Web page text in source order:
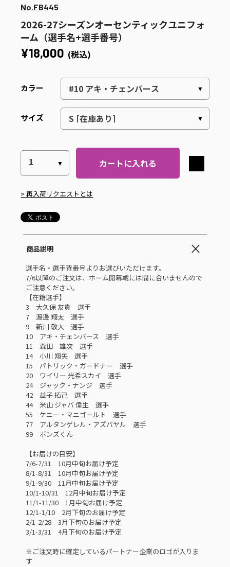
No.FB445
2026-27シーズンオーセンティックユニフォ
ーム（選手名+選手番号）
¥18,000 (税込)
カラー
サイズ
カートに入れる
> 再入荷リクエストとは
商品説明
選手名・選手背番号よりお選びいただけます。
7/6以降のご注文は、ホーム開幕戦には間に合いませんので
ご注意ください。
【在籍選手】
3 大久保 友貴 選手
7 渡邊 翔太 選手
9 新川 敬大 選手
10 アキ・チェンバース 選手
11 森田 雄次 選手
14 小川 翔矢 選手
15 パトリック・ガードナー 選手
20 ワイリー 光希スカイ 選手
24 ジャック・ナンジ 選手
42 益子 拓己 選手
44 米山 ジャバ 偉生 選手
55 ケニー・マニゴールト 選手
77 アルタンゲレル・アズバヤル 選手
99 ボンズくん
【お届けの目安】
7/6-7/31 10月中旬お届け予定
8/1-8/31 10月中旬お届け予定
9/1-9/30 11月中旬お届け予定
10/1-10/31 12月中旬お届け予定
11/1-11/30 1月中旬お届け予定
12/1-1/10 2月下旬のお届け予定
2/1-2/28 3月下旬のお届け予定
3/1-3/31 4月下旬のお届け予定
※ご注文時に確定しているパートナー企業のロゴが入りま
す